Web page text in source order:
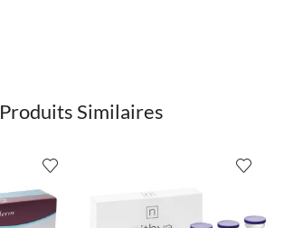
Produits Similaires